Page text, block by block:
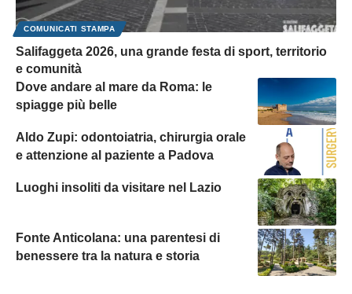
COMUNICATI STAMPA
Salifaggeta 2026, una grande festa di sport, territorio
e comunità
Dove andare al mare da Roma: le
spiagge più belle
Aldo Zupi: odontoiatria, chirurgia orale
e attenzione al paziente a Padova
Luoghi insoliti da visitare nel Lazio
Fonte Anticolana: una parentesi di
benessere tra la natura e storia